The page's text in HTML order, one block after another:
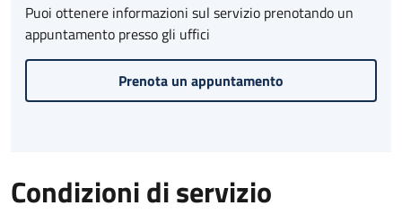
Puoi ottenere informazioni sul servizio prenotando un
appuntamento presso gli uffici
Prenota un appuntamento
Condizioni di servizio